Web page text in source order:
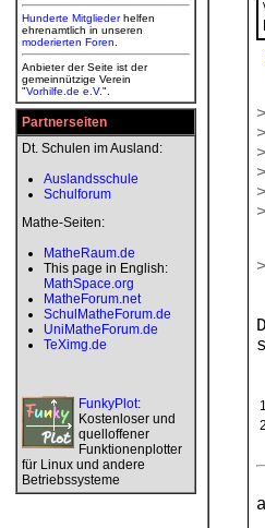
Hunderte Mitgliederhelfen
ehrenamtlich in unseren
moderierten Foren
Anbieter der Seite ist der
gemeinnützige Verein
"Vorhilfe.de e.V.".
Partnerseiten
Dt. Schulen im Ausland:
Auslandsschule
Schulforum
Mathe-Seiten:
MatheRaum.de
This page in English:
MathSpace.org
MatheForum.net
SchulMatheForum.de
UniMatheForum.de
TeXimg.de
FunkyPlot:
Kostenloser und
quelloffener
Funktionenplotter
für Linux und andere
Betriebssysteme